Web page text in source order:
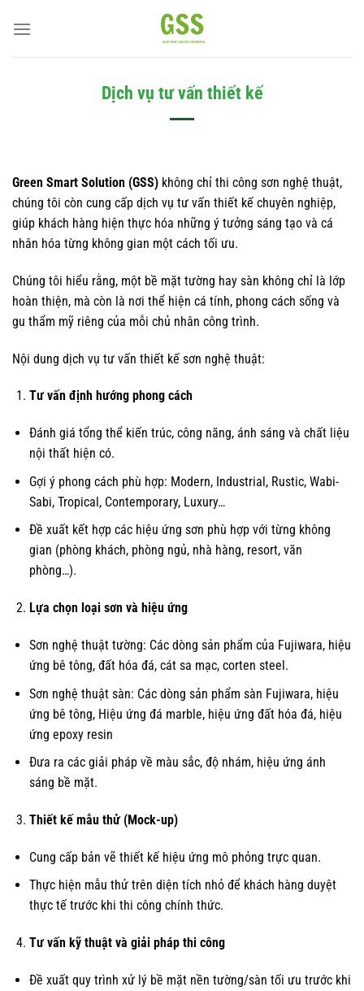
qua
Dịch vụ tư vấn thiết kế
Green Smart Solution (GSS) không chỉ thi công sơn nghệ thuật,
chúng tôi còn cung cấp dịch vụ tư vấn thiết kế chuyên nghiệp,
giúp khách hàng hiện thực hóa những ý tưởng sáng tạo và cá
nhân hóa từng không gian một cách tối ưu.
Chúng tôi hiểu rằng, một bề mặt tường hay sàn không chỉ là lớp
hoàn thiện, mà còn là nơi thể hiện cá tính, phong cách sống và
gu thẩm mỹ riêng của mỗi chủ nhân công trình.
Nội dung dịch vụ tư vấn thiết kế sơn nghệ thuật:
Tư vấn định hướng phong cách
Đánh giá tổng thể kiến trúc, công năng, ánh sáng và chất liệu
nội thất hiện có.
Gợi ý phong cách phù hợp: Modern, Industrial, Rustic, Wabi-
Sabi, Tropical, Contemporary, Luxury…
Đề xuất kết hợp các hiệu ứng sơn phù hợp với từng không
gian (phòng khách, phòng ngủ, nhà hàng, resort, văn
phòng…).
Lựa chọn loại sơn và hiệu ứng
Sơn nghệ thuật tường: Các dòng sản phẩm của Fujiwara, hiệu
ứng bê tông, đất hóa đá, cát sa mạc, corten steel.
Sơn nghệ thuật sàn: Các dòng sản phẩm sàn Fujiwara, hiệu
ứng bê tông, Hiệu ứng đá marble, hiệu ứng đất hóa đá, hiệu
ứng epoxy resin
Đưa ra các giải pháp về màu sắc, độ nhám, hiệu ứng ánh
sáng bề mặt.
Thiết kế mẫu thử (Mock-up)
Cung cấp bản vẽ thiết kế hiệu ứng mô phỏng trực quan.
Thực hiện mẫu thử trên diện tích nhỏ để khách hàng duyệt
thực tế trước khi thi công chính thức.
Tư vấn kỹ thuật và giải pháp thi công
Đề xuất quy trình xử lý bề mặt nền tường/sàn tối ưu trước khi